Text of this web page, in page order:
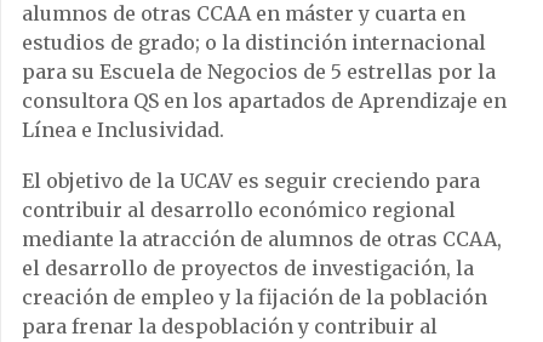
alumnos de otras CCAA en máster y cuarta en
estudios de grado; o la distinción internacional
para su Escuela de Negocios de 5 estrellas por la
consultora QS en los apartados de Aprendizaje en
Línea e Inclusividad.
El objetivo de la UCAV es seguir creciendo para
contribuir al desarrollo económico regional
mediante la atracción de alumnos de otras CCAA,
el desarrollo de proyectos de investigación, la
creación de empleo y la fijación de la población
para frenar la despoblación y contribuir al